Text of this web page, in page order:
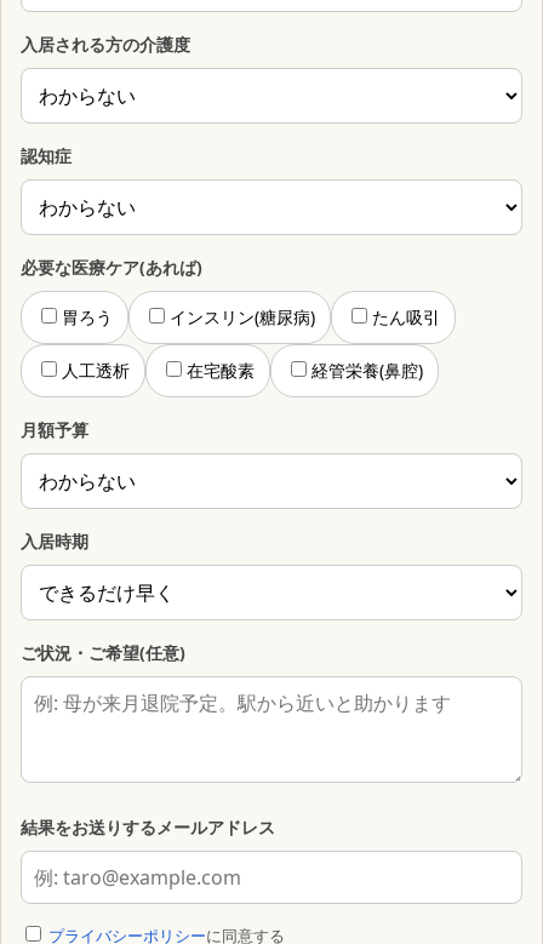
入居される方の介護度
認知症
必要な医療ケア(あれば)
胃ろう インスリン(糖尿病) たん吸引
人工透析 在宅酸素 経管栄養(鼻腔)
月額予算
入居時期
ご状況・ご希望(任意)
結果をお送りするメールアドレス
プライバシーポリシーに同意する